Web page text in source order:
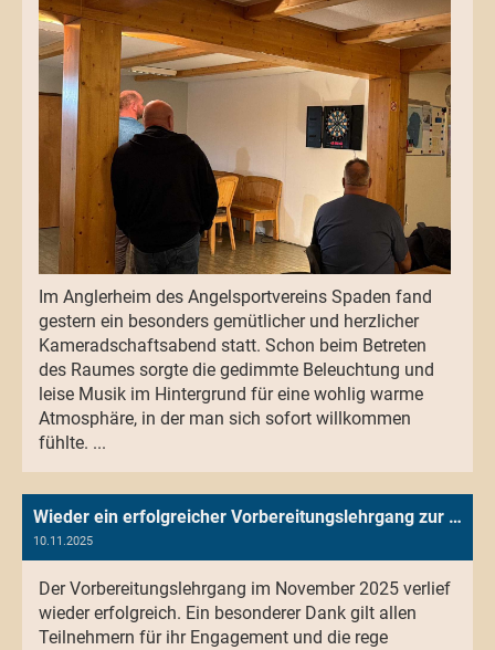
Im Anglerheim des Angelsportvereins Spaden fand
gestern ein besonders gemütlicher und herzlicher
Kameradschaftsabend statt. Schon beim Betreten
des Raumes sorgte die gedimmte Beleuchtung und
leise Musik im Hintergrund für eine wohlig warme
Atmosphäre, in der man sich sofort willkommen
fühlte. ...
Wieder ein erfolgreicher Vorbereitungslehrgang zur Fischerprüfung
10.11.2025
Der Vorbereitungslehrgang im November 2025 verlief
wieder erfolgreich. Ein besonderer Dank gilt allen
Teilnehmern für ihr Engagement und die rege